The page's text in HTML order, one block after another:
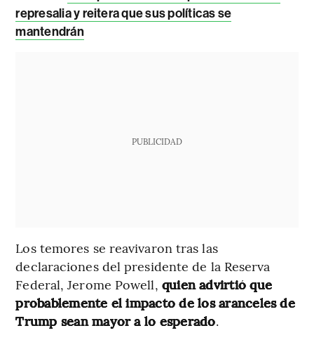
represalia y reitera que sus políticas se
mantendrán
PUBLICIDAD
Los temores se reavivaron tras las
declaraciones del presidente de la Reserva
Federal, Jerome Powell, quien advirtió que
probablemente el impacto de los aranceles de
Trump sean mayor a lo esperado.